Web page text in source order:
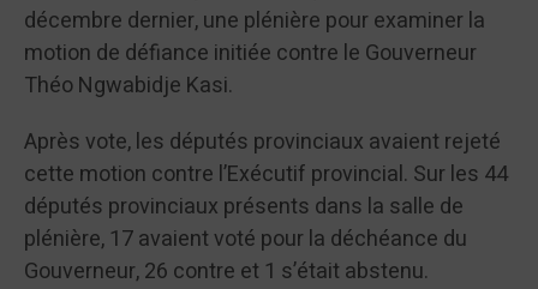
décembre dernier, une plénière pour examiner la
motion de défiance initiée contre le Gouverneur
Théo Ngwabidje Kasi.
Après vote, les députés provinciaux avaient rejeté
cette motion contre l’Exécutif provincial. Sur les 44
députés provinciaux présents dans la salle de
plénière, 17 avaient voté pour la déchéance du
Gouverneur, 26 contre et 1 s’était abstenu.